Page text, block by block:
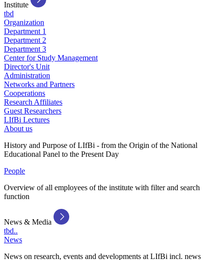
Institute
tbd
Organization
Department 1
Department 2
Department 3
Center for Study Management
Director's Unit
Administration
Networks and Partners
Cooperations
Research Affiliates
Guest Researchers
LIfBi Lectures
About us
History and Purpose of LIfBi - from the Origin of the National
Educational Panel to the Present Day
People
Overview of all employees of the institute with filter and search
function
News & Media
tbd..
News
News on research, events and developments at LIfBi incl. news